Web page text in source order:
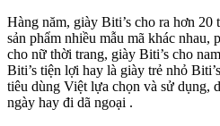
Hàng năm, giày Biti’s cho ra hơn
sản phẩm nhiều mẫu mã khác nhau,
cho nữ thời trang, giày Biti’s cho
Biti’s tiện lợi hay là giày trẻ nhỏ
tiêu dùng Việt lựa chọn và sử dụng,
ngày hay đi dã ngoại .